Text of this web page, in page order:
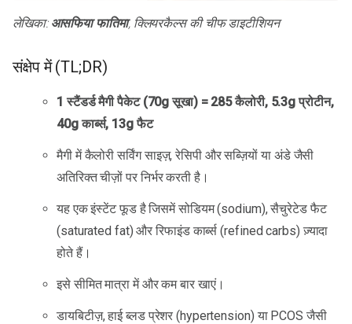
लेखिका: आसफिया फातिमा, क्लियरकैल्स की चीफ डाइटीशियन
संक्षेप में (TL;DR)
1 स्टैंडर्ड मैगी पैकेट (70g सूखा) = 285 कैलोरी, 5.3g प्रोटीन,
40g कार्ब्स, 13g फैट
मैगी में कैलोरी सर्विंग साइज़, रेसिपी और सब्ज़ियों या अंडे जैसी
अतिरिक्त चीज़ों पर निर्भर करती है।
यह एक इंस्टेंट फूड है जिसमें सोडियम (sodium), सैचुरेटेड फैट
(saturated fat) और रिफाइंड कार्ब्स (refined carbs) ज़्यादा
होते हैं।
इसे सीमित मात्रा में और कम बार खाएं।
डायबिटीज़, हाई ब्लड प्रेशर (hypertension) या PCOS जैसी